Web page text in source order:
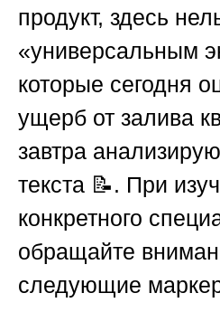
продукт, здесь
«универсальным
которые сегодня
ущерб от залива
завтра
текста 📝. При
конкретного
обращайте
следующие